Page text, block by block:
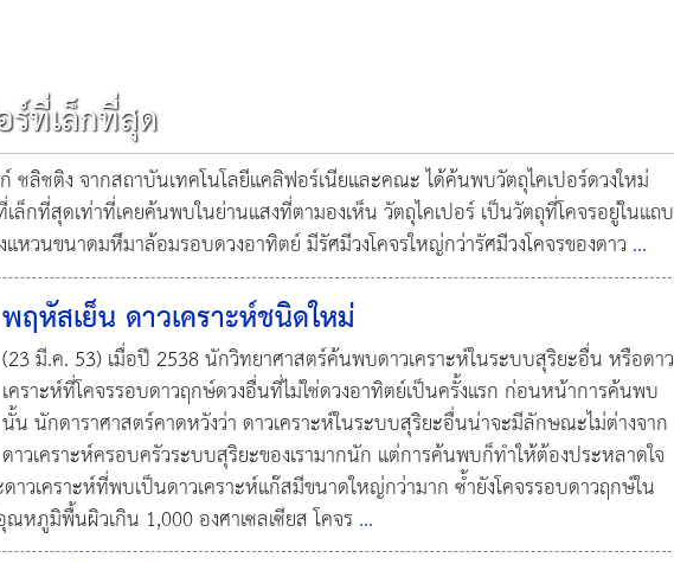
ร์ที่เล็กที่สุด
ชลิชติง จากสถาบันเทคโนโลยีแคลิฟอร์เนียและคณะ ได้ค้นพบวัตถุไคเปอร์ดวงใหม่
เล็กที่สุดเท่าที่เคยค้นพบในย่านแสงที่ตามองเห็น วัตถุไคเปอร์ เป็นวัตถุที่โคจรอยู่ในแถบ
แหวนขนาดมหึมาล้อมรอบดวงอาทิตย์ มีรัศมีวงโคจรใหญ่กว่ารัศมีวงโคจรของดาว ...
พฤหัสเย็น ดาวเคราะห์ชนิดใหม่
(23 มี.ค. 53) เมื่อปี 2538 นักวิทยาศาสตร์ค้นพบดาวเคราะห์ในระบบสุริยะอื่น หรือดาว
เคราะห์ที่โคจรรอบดาวฤกษ์ดวงอื่นที่ไม่ใช่ดวงอาทิตย์เป็นครั้งแรก ก่อนหน้าการค้นพบ
นั้น นักดาราศาสตร์คาดหวังว่า ดาวเคราะห์ในระบบสุริยะอื่นน่าจะมีลักษณะไม่ต่างจาก
ดาวเคราะห์ครอบครัวระบบสุริยะของเรามากนัก แต่การค้นพบก็ทำให้ต้องประหลาดใจ
าวเคราะห์ที่พบเป็นดาวเคราะห์แก๊สมีขนาดใหญ่กว่ามาก ซ้ำยังโคจรรอบดาวฤกษ์ใน
หภูมิพื้นผิวเกิน 1,000 องศาเซลเซียส โคจร ...